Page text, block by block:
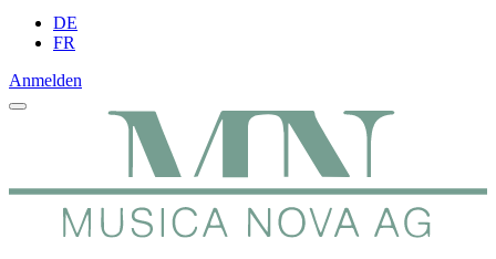
DE
FR
Anmelden